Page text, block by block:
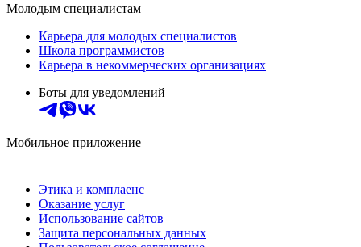
Молодым специалистам
Карьера для молодых специалистов
Школа программистов
Карьера в некоммерческих организациях
Боты для уведомлений
Мобильное приложение
Этика и комплаенс
Оказание услуг
Использование сайтов
Защита персональных данных